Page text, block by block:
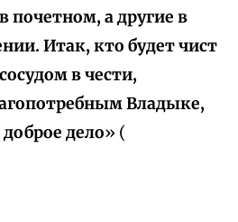
почетном, а другие в
Итак, кто будет чист
в чести,
Владыке,
дело» (